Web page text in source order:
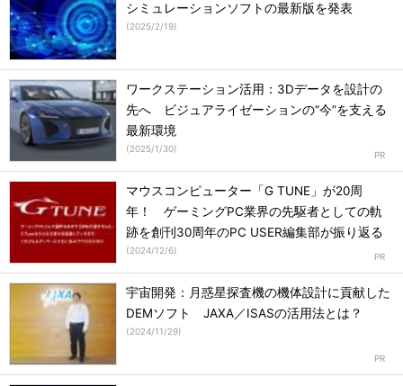
シミュレーションソフトの最新版を発表
(2025/2/19)
ワークステーション活用：3Dデータを設計の
先へ ビジュアライゼーションの“今”を支える
最新環境
(2025/1/30)
マウスコンピューター「G TUNE」が20周
年！ ゲーミングPC業界の先駆者としての軌
跡を創刊30周年のPC USER編集部が振り返る
(2024/12/6)
宇宙開発：月惑星探査機の機体設計に貢献した
DEMソフト JAXA／ISASの活用法とは？
(2024/11/29)